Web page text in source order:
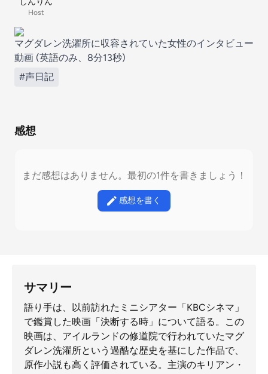
Host
マグダレン洗濯所に収容されていた女性のインタビュー
動画 (英語のみ、8分13秒)
#声日記
感想
まだ感想はありません。最初の1件を書きましょう！
感想を書く
サマリー
語り手は、以前訪れたミニシアター「KBCシネマ」
で鑑賞した映画「決断する時」について語る。この
映画は、アイルランドの修道院で行われていたマグ
ダレン洗濯所という過酷な歴史を基にした作品で、
原作小説も高く評価されている。主演のキリアン・